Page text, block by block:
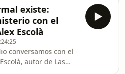
las i
del más allá,
los seres fallecidos,
percepción
de cómo se vive —
frontera invisible
existe:
con el
Escolà
conversamos con el
autor de Las